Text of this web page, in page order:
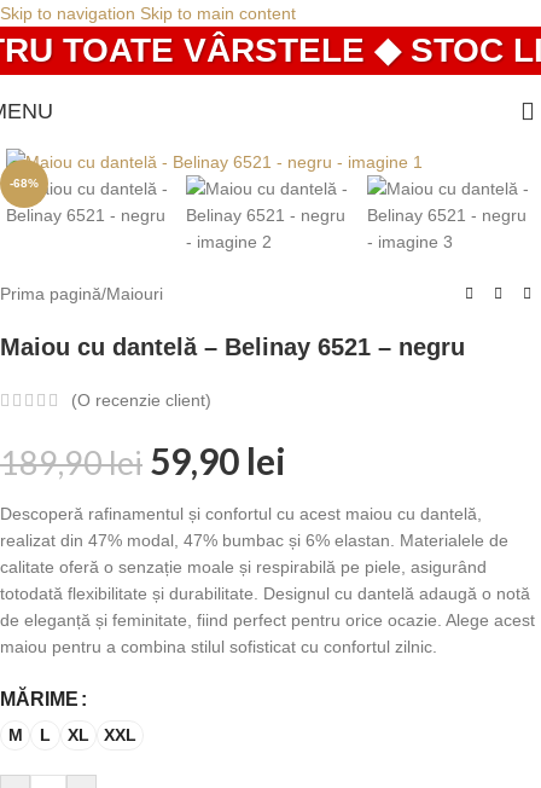
Skip to navigation Skip to main content
TOATE VÂRSTELE ◆ STOC
-68%
Prima pagină/Maiouri
Maiou cu dantelă – Belinay 6521 – negru
(O recenzie client)
189,90lei 59,90 lei
Descoperă rafinamentul și confortul cu acest maiou cu dantelă,
realizat din 47% modal, 47% bumbac și 6% elastan. Materialele de
calitate oferă o senzație moale și respirabilă pe piele, asigurând
totodată flexibilitate și durabilitate. Designul cu dantelă adaugă o notă
de eleganță și feminitate, fiind perfect pentru orice ocazie. Alege acest
maiou pentru a combina stilul sofisticat cu confortul zilnic.
MĂRIME
M L XL XXL